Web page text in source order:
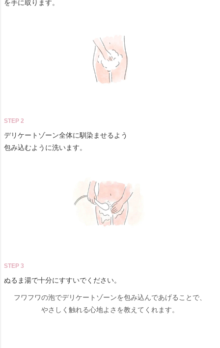
を手に取ります。
STEP 2
デリケートゾーン全体に馴染ませるよう
包み込むように洗います。
STEP 3
ぬるま湯で十分にすすいでください。
フワフワの泡でデリケートゾーンを包み込んであげることで、
やさしく触れる心地よさを教えてくれます。